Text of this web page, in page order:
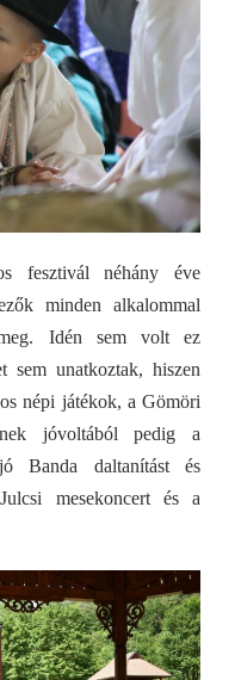
fesztivál néhány éve
minden alkalommal
Idén sem volt ez
sem unatkoztak, hiszen
népi játékok, a Gömöri
jóvoltából pedig a
Banda daltanítást és
mesekoncert és a